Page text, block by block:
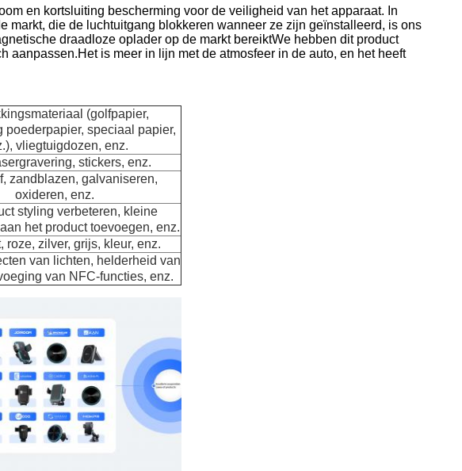
en kortsluiting bescherming voor de veiligheid van het apparaat. In
markt, die de luchtuitgang blokkeren wanneer ze zijn geïnstalleerd, is ons
draadloze oplader op de markt bereiktWe hebben dit product
is meer in lijn met de atmosfeer in de auto, en het heeft
(golfpapier,
poederpapier, speciaal papier,
vliegtuigdozen, enz.
stickers, enz.
zandblazen, galvaniseren,
oxideren, enz.
styling verbeteren, kleine
het product toevoegen, enz.
roze, zilver, grijs, kleur, enz.
van lichten, helderheid van
van NFC-functies, enz.